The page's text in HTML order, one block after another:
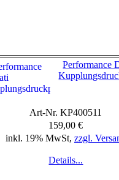
Performance
Art-Nr. KP400511
159,00 €
inkl. 19% MwSt, zzgl.
Details...